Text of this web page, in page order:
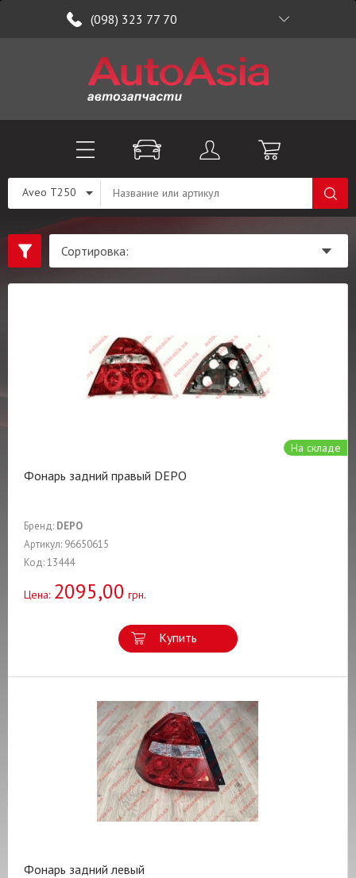
(098) 323 77 70
Aveo T250
На складе
Фонарь задний правый DEPO
Бренд: DEPO
Артикул: 96650615
Код: 13444
Цена: 2095,00 грн.
Купить
Фонарь задний левый